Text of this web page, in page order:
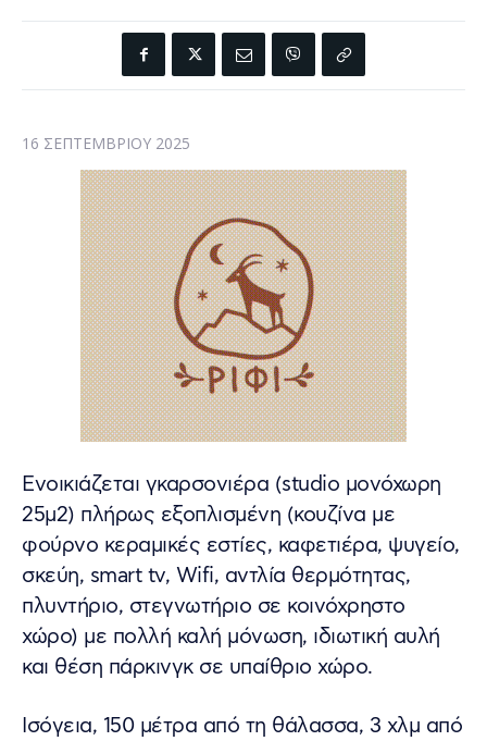
16 ΣΕΠΤΕΜΒΡΊΟΥ 2025
Ενοικιάζεται γκαρσονιέρα (studio μονόχωρη
25μ2) πλήρως εξοπλισμένη (κουζίνα με
φούρνο κεραμικές εστίες, καφετιέρα, ψυγείο,
σκεύη, smart tv, Wifi, αντλία θερμότητας,
πλυντήριο, στεγνωτήριο σε κοινόχρηστο
χώρο) με πολλή καλή μόνωση, ιδιωτική αυλή
και θέση πάρκινγκ σε υπαίθριο χώρο.
Ισόγεια, 150 μέτρα από τη θάλασσα, 3 χλμ από